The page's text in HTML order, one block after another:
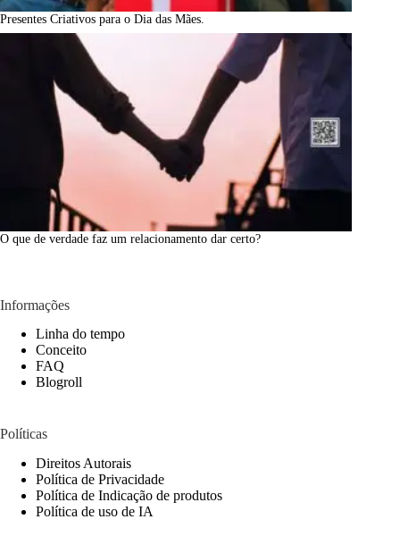
Presentes Criativos para o Dia das Mães.
O que de verdade faz um relacionamento dar certo?
Informações
Linha do tempo
Conceito
FAQ
Blogroll
Políticas
Direitos Autorais
Política de Privacidade
Política de Indicação de produtos
Política de uso de IA